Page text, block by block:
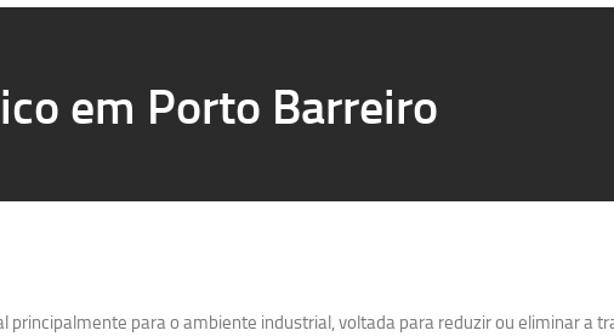
em Porto Barreiro
para o ambiente industrial, voltada para reduzir ou eliminar a